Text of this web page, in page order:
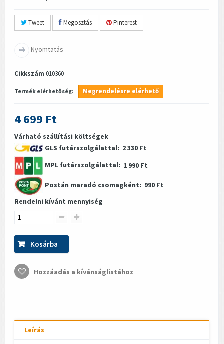
Tweet Megosztás Pinterest
Nyomtatás
Cikkszám 010360
Termék elérhetőség: Megrendelésre elérhető
4 699 Ft
Várható szállítási költségek
GLS futárszolgálattal: 2 330 Ft
MPL futárszolgálattal: 1 990 Ft
Postán maradó csomagként: 990 Ft
Rendelni kívánt mennyiség
Kosárba
Hozzáadás a kívánságlistához
Leírás